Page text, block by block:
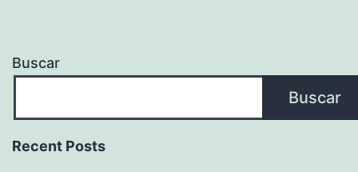
Buscar
Buscar
Recent Posts